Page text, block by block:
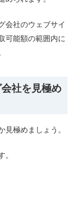
会社のウェブサイ
可能額の範囲内に
社を見極め
極めましょう。